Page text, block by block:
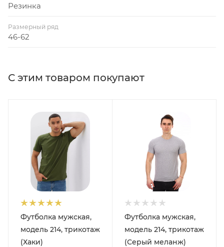
Резинка
Размерный ряд
46-62
С этим товаром покупают
Футболка мужская,
модель 214, трикотаж
(Хаки)
Футболка мужская,
модель 214, трикотаж
(Серый меланж)